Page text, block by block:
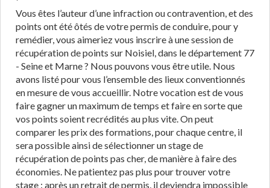
Vous êtes l’auteur d’une infraction ou contravention, et des
points ont été ôtés de votre permis de conduire, pour y
remédier, vous aimeriez vous inscrire à une session de
récupération de points sur Noisiel, dans le département 77
- Seine et Marne ? Nous pouvons vous être utile. Nous
avons listé pour vous l’ensemble des lieux conventionnés
en mesure de vous accueillir. Notre vocation est de vous
faire gagner un maximum de temps et faire en sorte que
vos points soient recrédités au plus vite. On peut
comparer les prix des formations, pour chaque centre, il
sera possible ainsi de sélectionner un stage de
récupération de points pas cher, de manière à faire des
économies. Ne patientez pas plus pour trouver votre
stage : après un retrait de permis, il deviendra impossible